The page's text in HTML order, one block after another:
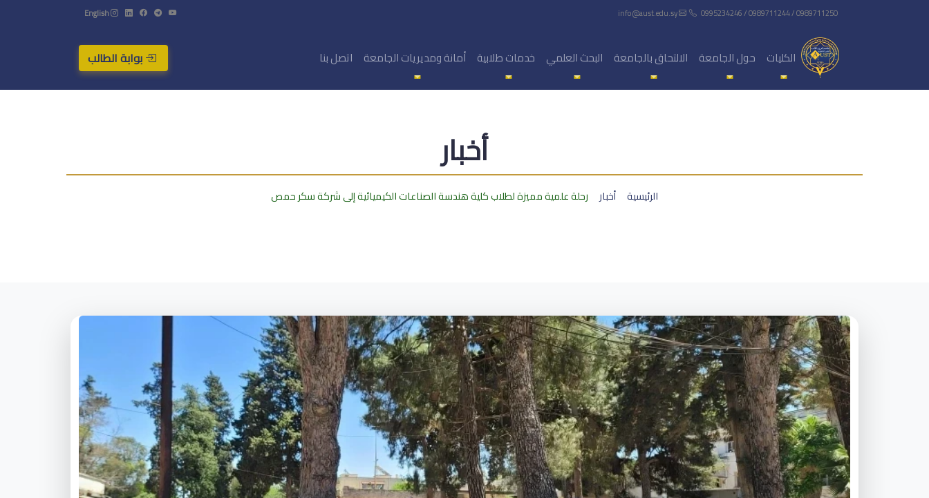
0995234246 / 0989711244 / 0989711250
English
الكليات حول الجامعة الالتحاق بالجامعة البحث العلمي خدمات طلابية أمانة ومديريات الجامعة اتصل بنا بوابة الطالب
أخبار
الرئيسية أخبار رحلة علمية مميزة لطلاب كلية هندسة الصناعات الكيميائية إلى شركة سكر حمص